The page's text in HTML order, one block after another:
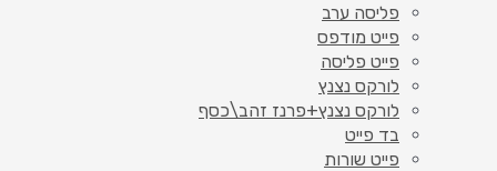
פליסה ערב
פייט מודפס
פייט פליסה
לורקס נצנץ
לורקס נצנץ+פרנז זהב\כסף
בד פייט
פייט שורות